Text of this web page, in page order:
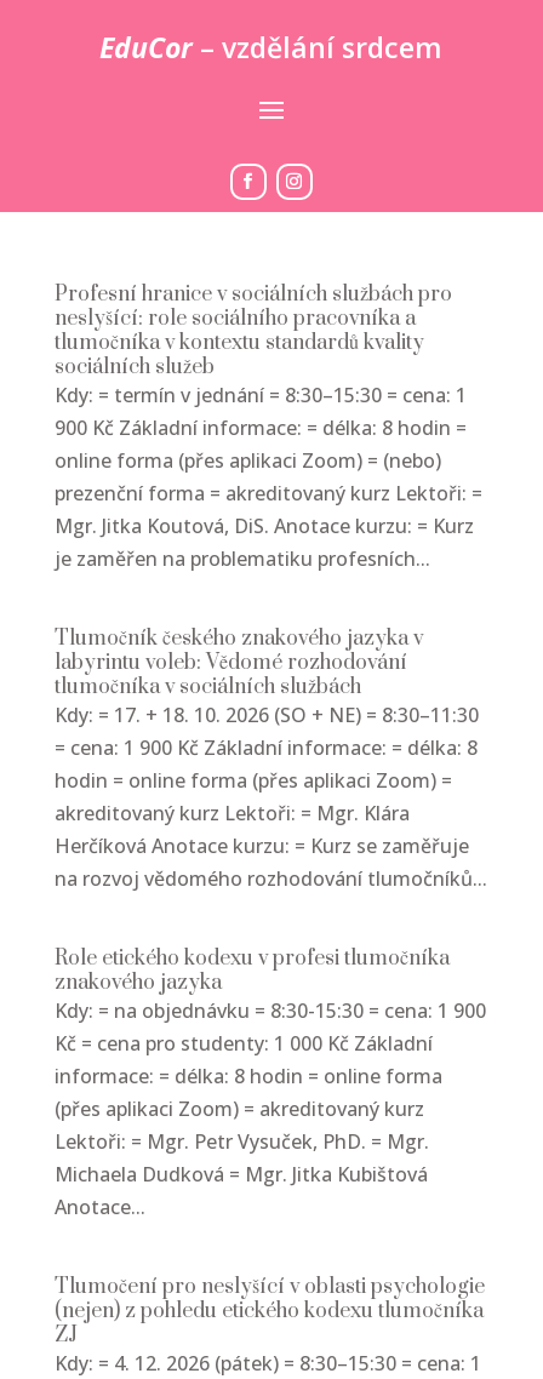
EduCor– vzdělání srdcem
Profesní hranice v sociálních službách pro
neslyšící: role sociálního pracovníka a
tlumočníka v kontextu standardů kvality
sociálních služeb
Kdy: = termín v jednání = 8:30–15:30 = cena: 1
900 Kč Základní informace: = délka: 8 hodin =
online forma (přes aplikaci Zoom) = (nebo)
prezenční forma = akreditovaný kurz Lektoři: =
Mgr. Jitka Koutová, DiS. Anotace kurzu: = Kurz
je zaměřen na problematiku profesních...
Tlumočník českého znakového jazyka v
labyrintu voleb: Vědomé rozhodování
tlumočníka v sociálních službách
Kdy: = 17. + 18. 10. 2026 (SO + NE) = 8:30–11:30
= cena: 1 900 Kč Základní informace: = délka: 8
hodin = online forma (přes aplikaci Zoom) =
akreditovaný kurz Lektoři: = Mgr. Klára
Herčíková Anotace kurzu: = Kurz se zaměřuje
na rozvoj vědomého rozhodování tlumočníků...
Role etického kodexu v profesi tlumočníka
znakového jazyka
Kdy: = na objednávku = 8:30-15:30 = cena: 1 900
Kč = cena pro studenty: 1 000 Kč Základní
informace: = délka: 8 hodin = online forma
(přes aplikaci Zoom) = akreditovaný kurz
Lektoři: = Mgr. Petr Vysuček, PhD. = Mgr.
Michaela Dudková = Mgr. Jitka Kubištová
Anotace...
Tlumočení pro neslyšící v oblasti psychologie
(nejen) z pohledu etického kodexu tlumočníka
ZJ
Kdy: = 4. 12. 2026 (pátek) = 8:30–15:30 = cena: 1